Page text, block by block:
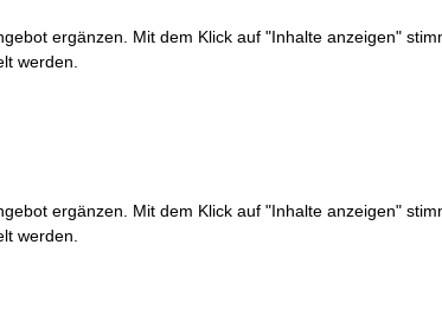
ergänzen. Mit dem Klick auf "Inhalte anzeigen"
werden.
ergänzen. Mit dem Klick auf "Inhalte anzeigen"
werden.